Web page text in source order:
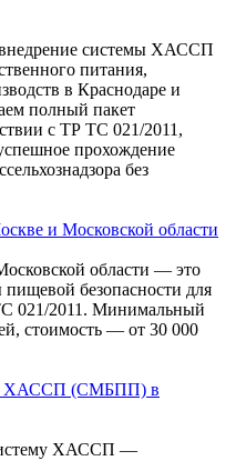
внедрение системы ХАССП
питания,
в Краснодаре и
полный пакет
с ТР ТС 021/2011,
прохождение
без
и Московской области
области — это
пищевой безопасности для
021/2011. Минимальный
стоимость — от 30 000
ХАССП (СМБПП) в
ХАССП —